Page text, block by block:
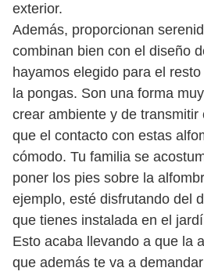
exterior.
Además, proporcionan
combinan bien con el diseño
hayamos elegido para el
la pongas. Son una forma
crear ambiente y de transmitir
que el contacto con estas
cómodo. Tu familia se
poner los pies sobre la
ejemplo, esté disfrutando del
que tienes instalada en el
Esto acaba llevando a que la
que además te va a